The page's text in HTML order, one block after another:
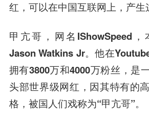
红，可以在中国互联网上，产生
甲亢哥，网名IShowSpeed，
Jason Watkins Jr。他在
拥有3800万和4000万粉丝，是
头部世界级网红，因其特有的
格，被国人们戏称为“甲亢哥”。